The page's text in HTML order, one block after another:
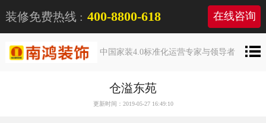
装修免费热线 : 400-8800-618 在线咨询
中国家装4.0标准化运营专家与领导者
仓溢东苑
更新时间：2019-05-27 16:49:10